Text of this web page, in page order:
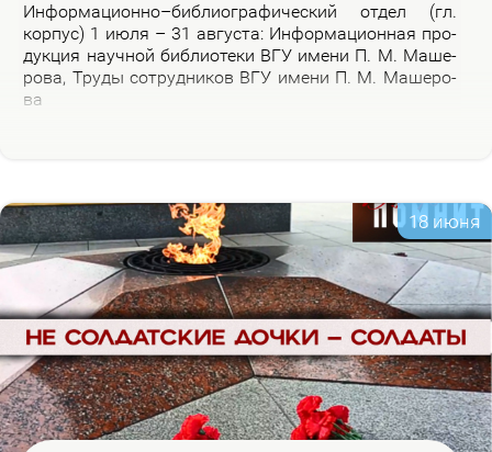
Ин­фор­ма­ци­он­но–биб­лио­гра­фи­че­ский от­дел (гл.
кор­пус) 1 июля – 31 ав­гу­ста: Ин­фор­ма­ци­он­ная про­
дук­ция на­уч­ной биб­лио­те­ки ВГУ име­ни П. М. Ма­ше­
ро­ва, Тру­ды со­труд­ни­ков ВГУ име­ни П. М. Ма­ше­ро­
ва
18 июня